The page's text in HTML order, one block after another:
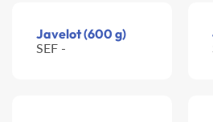
Javelot (600 g)
SEF -